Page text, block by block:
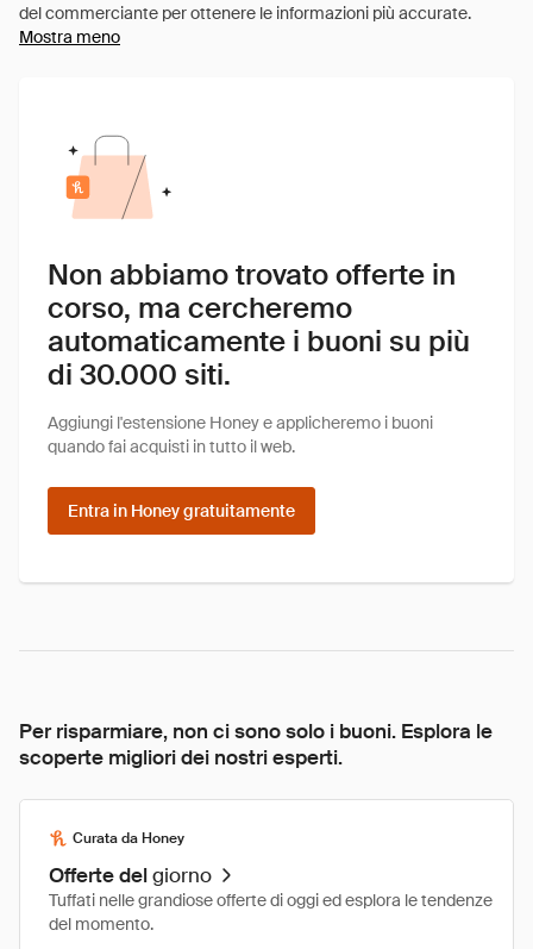
Mostra meno
Non abbiamo trovato offerte in
corso, ma cercheremo
automaticamente i buoni su più
di 30.000 siti.
Aggiungi l'estensione Honey e applicheremo i buoni
quando fai acquisti in tutto il web.
Entra in Honey gratuitamente
Per risparmiare, non ci sono solo i buoni. Esplora le
scoperte migliori dei nostri esperti.
Curata da Honey
Offerte delgiorno
Tuffati nelle grandiose offerte di oggi ed esplora le tendenze
del momento.